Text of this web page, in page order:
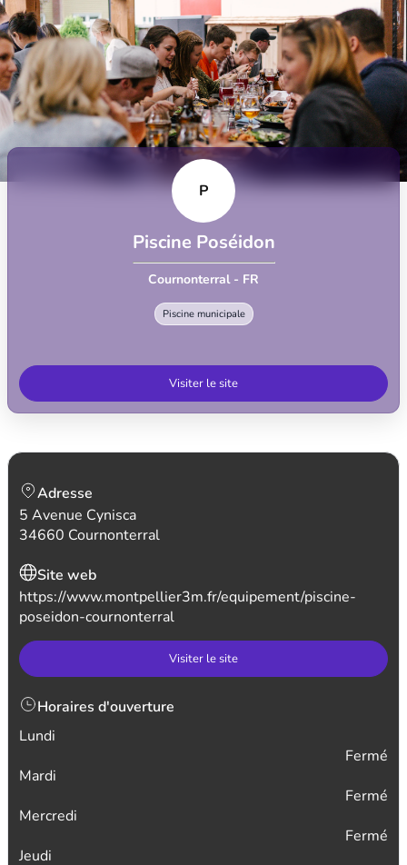
P
Piscine Poséidon
Cournonterral - FR
Piscine municipale
Visiter le site
Adresse
5 Avenue Cynisca
34660 Cournonterral
Site web
https://www.montpellier3m.fr/equipement/piscine-
poseidon-cournonterral
Visiter le site
Horaires d'ouverture
Lundi
Fermé
Mardi
Fermé
Mercredi
Fermé
Jeudi